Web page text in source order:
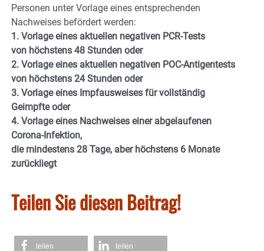
Personen unter Vorlage eines entsprechenden
Nachweises befördert werden:
1. Vorlage eines aktuellen negativen PCR-Tests
von höchstens 48 Stunden oder
2. Vorlage eines aktuellen negativen POC-Antigentests
von höchstens 24 Stunden oder
3. Vorlage eines Impfausweises für vollständig
Geimpfte oder
4. Vorlage eines Nachweises einer abgelaufenen
Corona-Infektion,
die mindestens 28 Tage, aber höchstens 6 Monate
zurückliegt
Teilen Sie diesen Beitrag!
teilen teilen